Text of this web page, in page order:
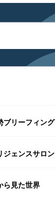
ブリーフィング
ジェンスサロン
ら見た世界